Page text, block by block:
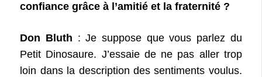
confiance grâce à l’amitié et la fraternité ?
Don Bluth : Je suppose que vous parlez du
Petit Dinosaure. J’essaie de ne pas aller trop
loin dans la description des sentiments voulus.